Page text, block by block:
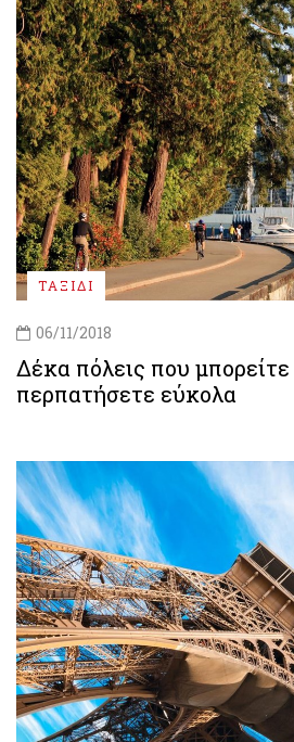
ΤΑΞΙΔΙ
06/11/2018
Δέκα πόλεις που μπορείτε
περπατήσετε εύκολα